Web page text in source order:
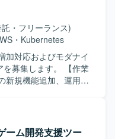
・フリーランス)
・ Kubernetes
加対応およびモダナイ
します。 【作業
新規機能追加、運用保
業をチームで進めま
ーム開発支援ツー